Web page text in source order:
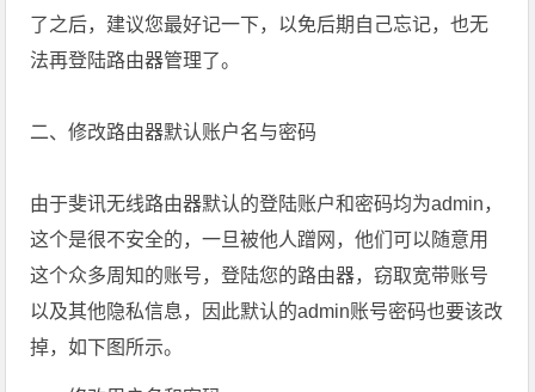
了之后，建议您最好记一下，以免后期自己忘记，也无
法再登陆路由器管理了。
二、修改路由器默认账户名与密码
由于斐讯无线路由器默认的登陆账户和密码均为admin，
这个是很不安全的，一旦被他人蹭网，他们可以随意用
这个众多周知的账号，登陆您的路由器，窃取宽带账号
以及其他隐私信息，因此默认的admin账号密码也要该改
掉，如下图所示。